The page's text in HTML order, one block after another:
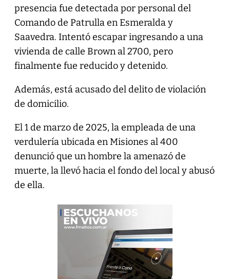
presencia fue detectada por personal del
Comando de Patrulla en Esmeralda y
Saavedra. Intentó escapar ingresando a una
vivienda de calle Brown al 2700, pero
finalmente fue reducido y detenido.
Además, está acusado del delito de violación
de domicilio.
El 1 de marzo de 2025, la empleada de una
verdulería ubicada en Misiones al 400
denunció que un hombre la amenazó de
muerte, la llevó hacia el fondo del local y abusó
de ella.